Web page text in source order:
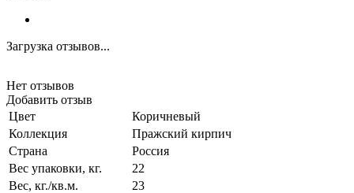
Загрузка отзывов...
Нет отзывов
Добавить отзыв
Цвет
Коричневый
Коллекция
Пражский кирпич
Страна
Россия
Вес упаковки, кг.
22
Вес, кг./кв.м.
23